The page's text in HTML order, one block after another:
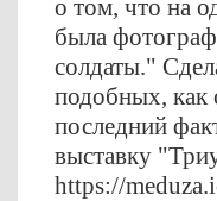
о том, что на
была
солдаты."
подобных,
последний
выставку
https://